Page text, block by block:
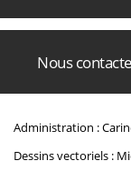
Nous
Administration :
Dessins vectoriels :